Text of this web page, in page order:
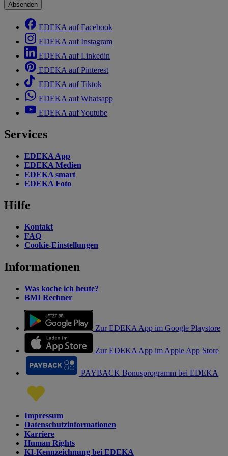
Absenden
EDEKA auf Facebook
EDEKA auf Instagram
EDEKA auf Linkedin
EDEKA auf Pinterest
EDEKA auf Tiktok
EDEKA auf Whatsapp
EDEKA auf Youtube
Services
EDEKA App
EDEKA Medien
EDEKA smart
EDEKA Foto
Hilfe
Kontakt
FAQ
Cookie-Einstellungen
Informationen
Was koche ich heute?
BMI Rechner
Zur EDEKA App im Google Playstore
Zur EDEKA App im Apple App Store
PAYBACK Bonusprogramm bei EDEKA
Impressum
Datenschutzinformationen
Karriere
Human Rights
KI-Kennzeichnung bei EDEKA